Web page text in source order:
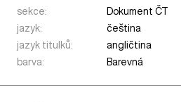
sekce:
Dokument ČT
jazyk:
čeština
jazyk titulků:
angličtina
barva:
Barevná